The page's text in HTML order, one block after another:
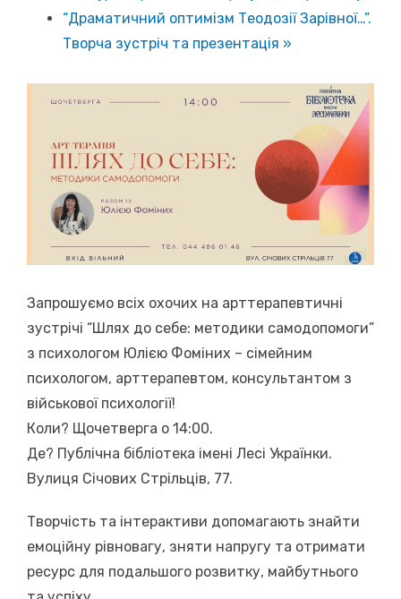
“Драматичний оптимізм Теодозії Зарівної…”.
Творча зустріч та презентація »
Запрошуємо всіх охочих на арттерапевтичні
зустрічі “Шлях до себе: методики самодопомоги”
з психологом Юлією Фоміних – сімейним
психологом, арттерапевтом, консультантом з
військової психології!
Коли? Щочетверга о 14:00.
Де? Публічна бібліотека імені Лесі Українки.
Вулиця Січових Стрільців, 77.
Творчість та інтерактиви допомагають знайти
емоційну рівновагу, зняти напругу та отримати
ресурс для подальшого розвитку, майбутнього